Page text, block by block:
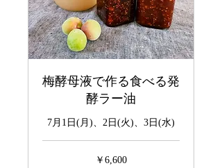
梅酵母液で作る食べる発
酵ラー油
7月1日(月)、2日(火)、3日(水)
￥6,600